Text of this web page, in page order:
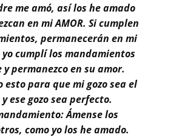
me amó, así los he amado
en mi AMOR. Si cumplen
permanecerán en mi
yo cumplí los mandamientos
y permanezco en su amor.
esto para que mi gozo sea el
ese gozo sea perfecto.
Ámense los
como yo los he amado.